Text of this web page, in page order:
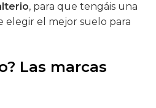
, para que tengáis una
elegir el mejor suelo para
Las marcas